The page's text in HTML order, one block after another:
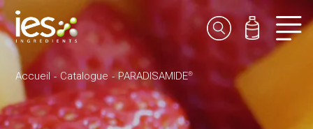
Accueil Catalogue PARADISAMIDE®